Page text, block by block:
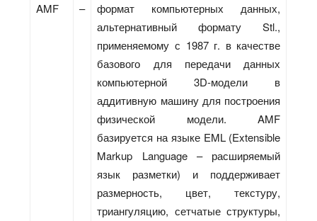
AMF –
формат компьютерных данных,
альтернативный формату Stl.,
применяемому с 1987 г. в качестве
базового для передачи данных
компьютерной 3D-модели в
аддитивную машину для построения
физической модели. AMF
базируется на языке EML (Extensible
Markup Language – расширяемый
язык разметки) и поддерживает
размерность, цвет, текстуру,
триангуляцию, сетчатые структуры,